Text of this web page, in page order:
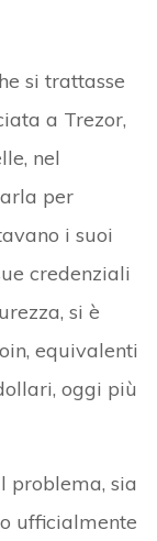
si trattasse
a Trezor,
nel
per
i suoi
credenziali
si è
equivalenti
oggi più
problema, sia
ufficialmente